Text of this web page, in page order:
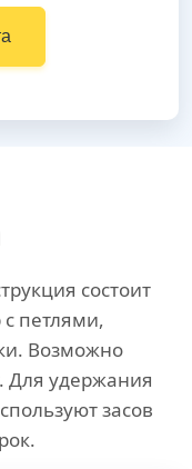
состоит
петлями,
Возможно
Для удержания
засов